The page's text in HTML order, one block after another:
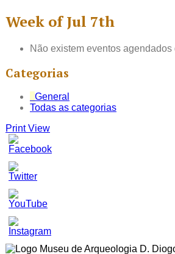
Week of Jul 7th
Não existem eventos
Categorias
General
Todas as categorias
PrintView
Set
Youtube
Channel
ID